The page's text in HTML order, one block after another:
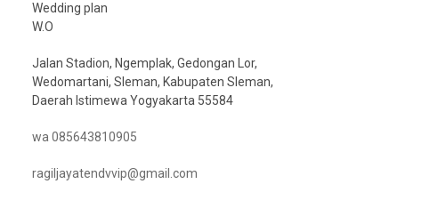
Wedding plan
W.O
Jalan Stadion, Ngemplak, Gedongan Lor,
Wedomartani, Sleman, Kabupaten Sleman,
Daerah Istimewa Yogyakarta 55584
wa 085643810905
ragiljayatendvvip@gmail.com